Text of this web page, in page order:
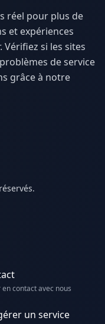
réel pour plus de
et expériences
si les sites
de service
grâce à notre
en contact avec nous
un service